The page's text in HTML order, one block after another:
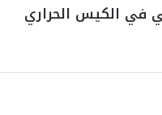
في الكيس الحراري